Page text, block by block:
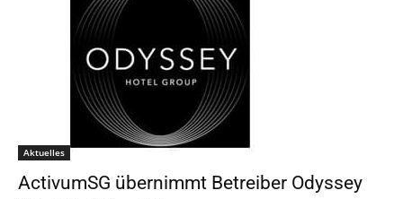
Aktuelles
ActivumSG übernimmt Betreiber Odyssey